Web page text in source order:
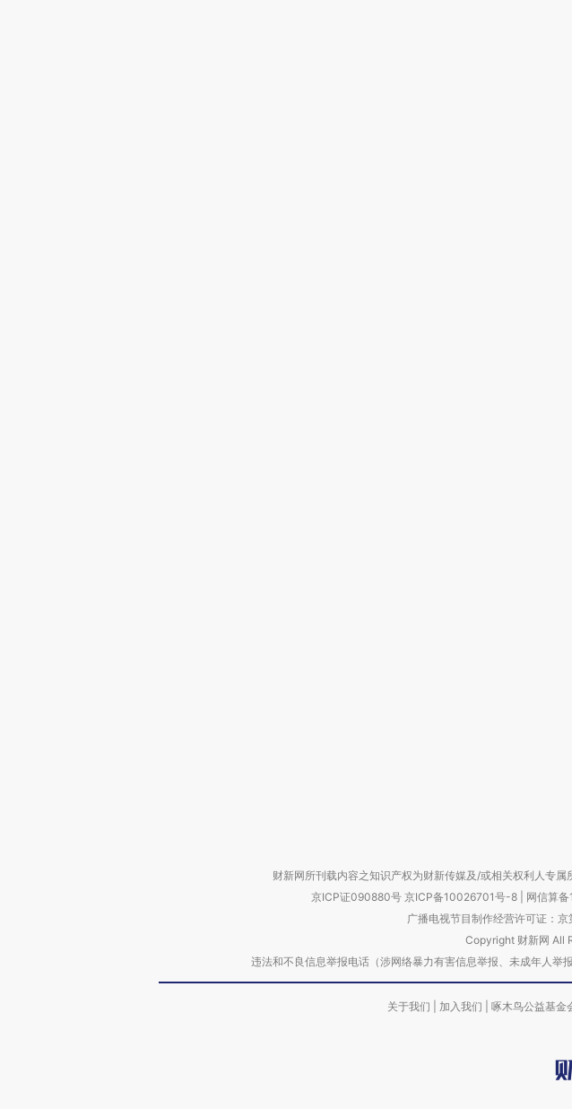
财新网所刊载内容之知识产权为财新传媒及/或相关权利人专
京ICP证090880号 京ICP备10026701号-8 网信算
广播电视节目制作经营许可证：
Copyright 财新网 All
违法和不良信息举报电话（涉网络暴力有害信息举报、未成年
关于我们 加入我们 啄木鸟公益基金